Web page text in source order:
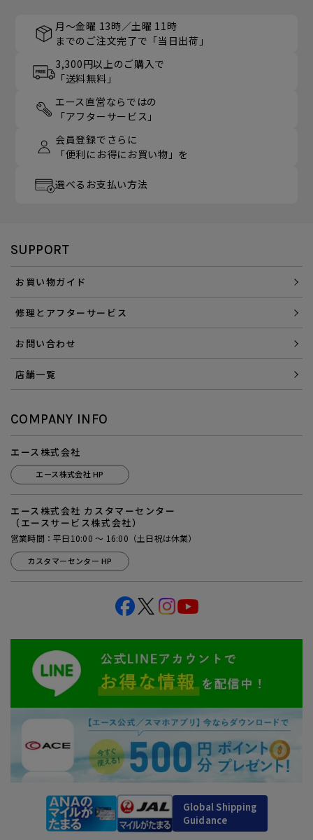
月～金曜 13時／土曜 11時
までのご注文完了で「当日出荷」
3,300円以上のご購入で
「送料無料」
エース直営ならではの
「アフターサービス」
会員登録でさらに
「便利にお得にお買い物」を
選べるお支払い方法
SUPPORT
お買い物ガイド
修理とアフターサービス
お問い合わせ
店舗一覧
COMPANY INFO
エース株式会社
エース株式会社 HP
エース株式会社 カスタマーセンター
（エースサービス株式会社）
営業時間：平日10:00 ～ 16:00（土日祝は休業）
カスタマーセンター HP
Global Shipping
Guidance